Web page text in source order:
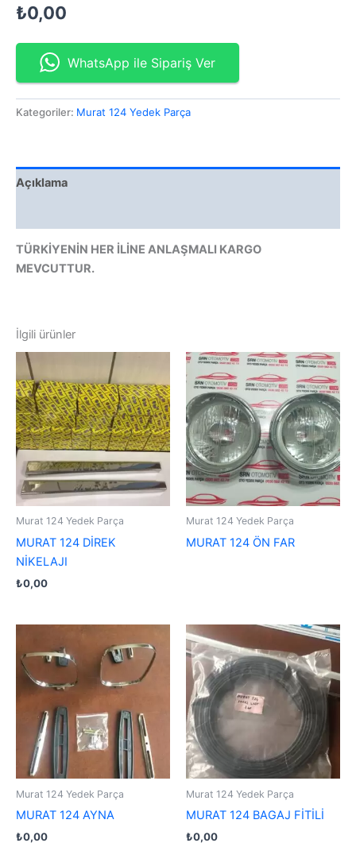
₺0,00
WhatsApp ile Sipariş Ver
Kategoriler: Murat 124 Yedek Parça
Açıklama
TÜRKİYENİN HER İLİNE ANLAŞMALI KARGO
MEVCUTTUR.
İlgili ürünler
Murat 124 Yedek Parça
MURAT 124 DİREK
NİKELAJI
₺0,00
Murat 124 Yedek Parça
MURAT 124 ÖN FAR
Murat 124 Yedek Parça
MURAT 124 AYNA
₺0,00
Murat 124 Yedek Parça
MURAT 124 BAGAJ FİTİLİ
₺0,00